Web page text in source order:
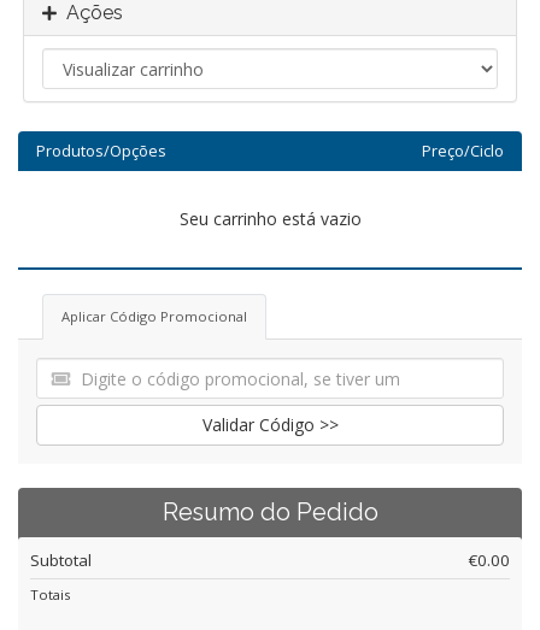
Ações
Produtos/Opções Preço/Ciclo
Seu carrinho está vazio
Aplicar Código Promocional
Validar Código >>
Resumo do Pedido
Subtotal €0.00
Totais